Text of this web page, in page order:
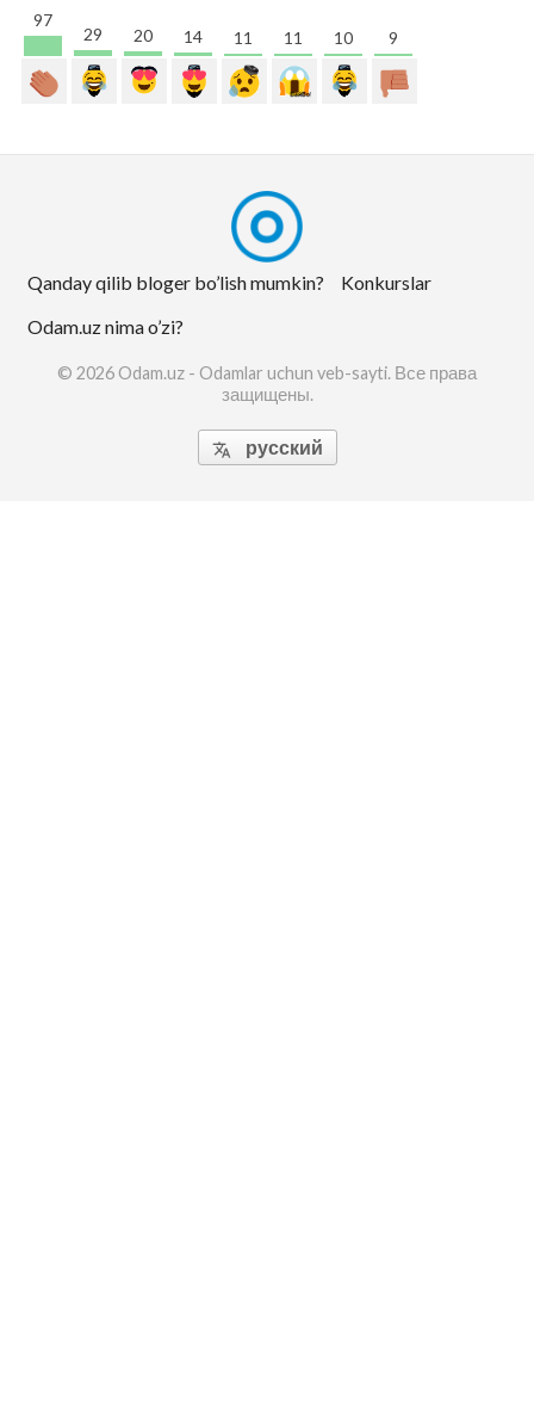
97
29 20 14 11 11 10 9
Qanday qilib bloger bo’lish mumkin?
Konkurslar
Odam.uz nima o’zi?
© 2026 Odam.uz - Odamlar uchun veb-sayti. Все права
защищены.
 русский